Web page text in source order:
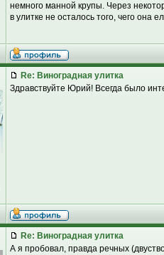
немного манной крупы. Через
в улитке не осталось того, чего она
Re: Виноградная улитка
Здравствуйте Юрий! Всегда было
Re: Виноградная улитка
А я пробовал, правда речных